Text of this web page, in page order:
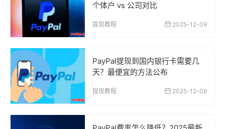
个体户 vs 公司对比
提现教程 2025-12-09
PayPal提现到国内银行卡需要几
天？最便宜的方法公布
提现教程 2025-12-09